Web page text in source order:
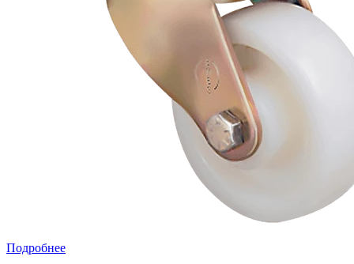
Подробнее